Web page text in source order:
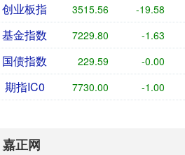
创业板指 3515.56 -19.58
基金指数 7229.80 -1.63
国债指数 229.59 -0.00
期指IC0 7730.00 -1.00
嘉正网